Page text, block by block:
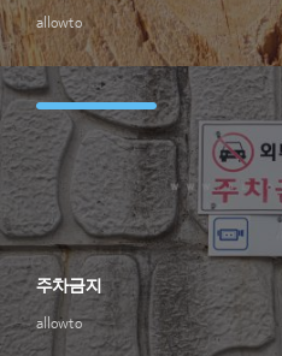
allowto
allowto
주차금지